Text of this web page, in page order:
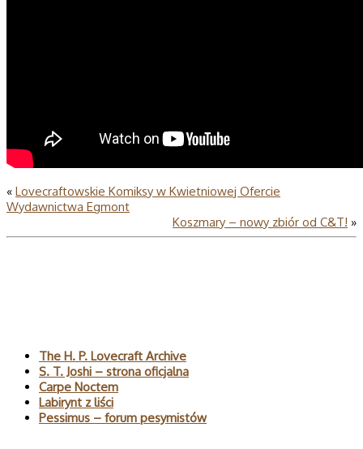
« Lovecraftowskie Komiksy w Kwietniowej Ofercie
Wydawnictwa Egmont
Koszmary – nowy zbiór od C&T! »
The H. P. Lovecraft Archive
S. T. Joshi – strona oficjalna
Carpe Noctem
Labirynt z liści
Pessimus – forum pesymistów